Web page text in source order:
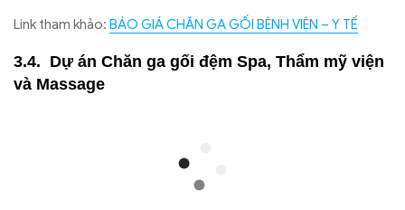
Link tham khảo: BÁO GIÁ CHĂN GA GỐI BỆNH VIỆN – Y TẾ
Dự án Chăn ga gối đệm Spa, Thẩm mỹ viện
và Massage